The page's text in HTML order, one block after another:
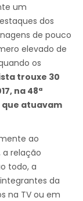
um
dos
de pouco
elevado de
os
trouxe 30
na 48ª
que atuavam
ao
a relação
todo, a
da
na TV ou em